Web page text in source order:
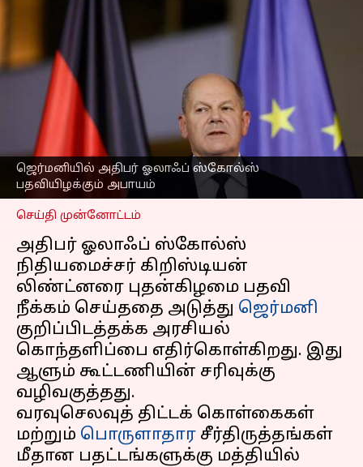
ஜெர்மனியில் அதிபர் ஓலாஃப் ஸ்கோல்ஸ்
பதவியிழக்கும் அபாயம்
நிதியமைச்சரை
நீக்கியதால் ஜெர்மனியில்
அரசியல் நெருக்கடி;
அதிபர் ஓலாஃப்
ஸ்கோல்ஸ் பதவியிழக்கும்
அபாயம்
எழுதியவர் Sekar Chinnappan Nov 07, 2024 06:22 pm
செய்தி முன்னோட்டம்
அதிபர் ஓலாஃப் ஸ்கோல்ஸ்
நிதியமைச்சர் கிறிஸ்டியன்
லிண்ட்னரை புதன்கிழமை பதவி
நீக்கம் செய்ததை அடுத்து ஜெர்மனி
குறிப்பிடத்தக்க அரசியல்
கொந்தளிப்பை எதிர்கொள்கிறது. இது
ஆளும் கூட்டணியின் சரிவுக்கு
வழிவகுத்தது.
வரவுசெலவுத் திட்டக் கொள்கைகள்
மற்றும் பொருளாதார சீர்திருத்தங்கள்
மீதான பதட்டங்களுக்கு மத்தியில்